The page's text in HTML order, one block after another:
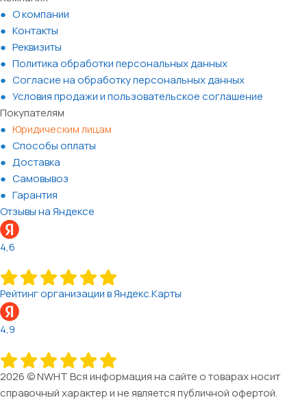
О компании
Контакты
Реквизиты
Политика обработки персональных данных
Согласие на обработку персональных данных
Условия продажи и пользовательское соглашение
Покупателям
Юридическим лицам
Способы оплаты
Доставка
Самовывоз
Гарантия
Отзывы на Яндексе
4,6
Рейтинг организации в Яндекс.Карты
4,9
2026 © NWHT Вся информация на сайте о товарах носит
справочный характер и не является публичной офертой.